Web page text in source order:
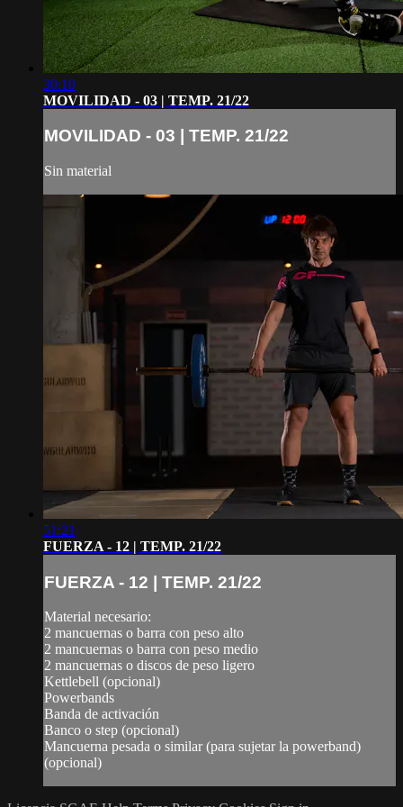
30:10
MOVILIDAD - 03 | TEMP. 21/22
MOVILIDAD - 03 | TEMP. 21/22
Sin material
51:21
FUERZA - 12 | TEMP. 21/22
FUERZA - 12 | TEMP. 21/22
Material necesario:
2 mancuernas o barra con peso alto
2 mancuernas o barra con peso medio
2 mancuernas o discos de peso ligero
Kettlebell (opcional)
Powerbands
Banda de activación
Banco o step (opcional)
Mancuerna pesada o similar (para sujetar la powerband)
(opcional)